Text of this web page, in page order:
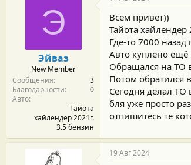
о
д
а
р
н
о
т
и
:
Э
Эйваз
New Member
Сообщения
3
Благодарности
0
Авто
Тайота
хайлендер 2021г.
3.5 бензин
Всем привет))
Тайота
Где-то 7000
Авто куплено ещё
Обращался на ТО
Потом обратился
Сегодня делал ТО
бля уже просто
отпишитесь те
19 Авг 2024